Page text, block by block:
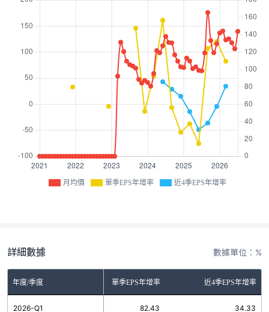
月均價 單季EPS年增率 近4季EPS年增率
詳細數據 數據單位：%
年度/季度 單季EPS年增率 近4季EPS年增率
2026-Q1 82.43 34.33